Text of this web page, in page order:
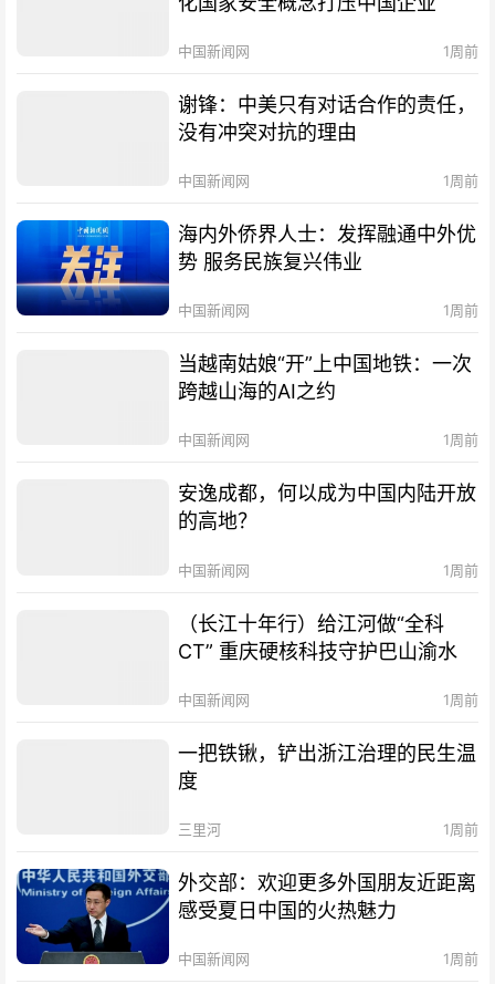
中国新闻网 1周前
谢锋：中美只有对话合作的责任，
没有冲突对抗的理由
中国新闻网 1周前
海内外侨界人士：发挥融通中外优
势 服务民族复兴伟业
中国新闻网 1周前
当越南姑娘“开”上中国地铁：一次
跨越山海的AI之约
中国新闻网 1周前
安逸成都，何以成为中国内陆开放
的高地？
中国新闻网 1周前
（长江十年行）给江河做“全科
CT” 重庆硬核科技守护巴山渝水
中国新闻网 1周前
一把铁锹，铲出浙江治理的民生温
度
三里河 1周前
外交部：欢迎更多外国朋友近距离
感受夏日中国的火热魅力
中国新闻网 1周前